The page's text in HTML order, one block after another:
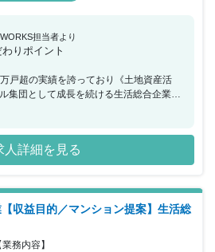
担当者より
りポイント
戸超の実績を誇っており《土地資産活
集団として成長を続ける生活総合企業で
を続けており、設立から50年増収を実
す。 同ポジションでは業界経験不問と
の研修制度 が整っておりますので、業界
は上司が商談のサ
果に応じた報酬制度もあり、1棟販売ご
、 社員の中には1棟で1,000万以上獲得
た財務基盤の元で、腰を据えて勤務でき
人詳細を見る
【収益目的／マンション提案】生活総
業務内容】